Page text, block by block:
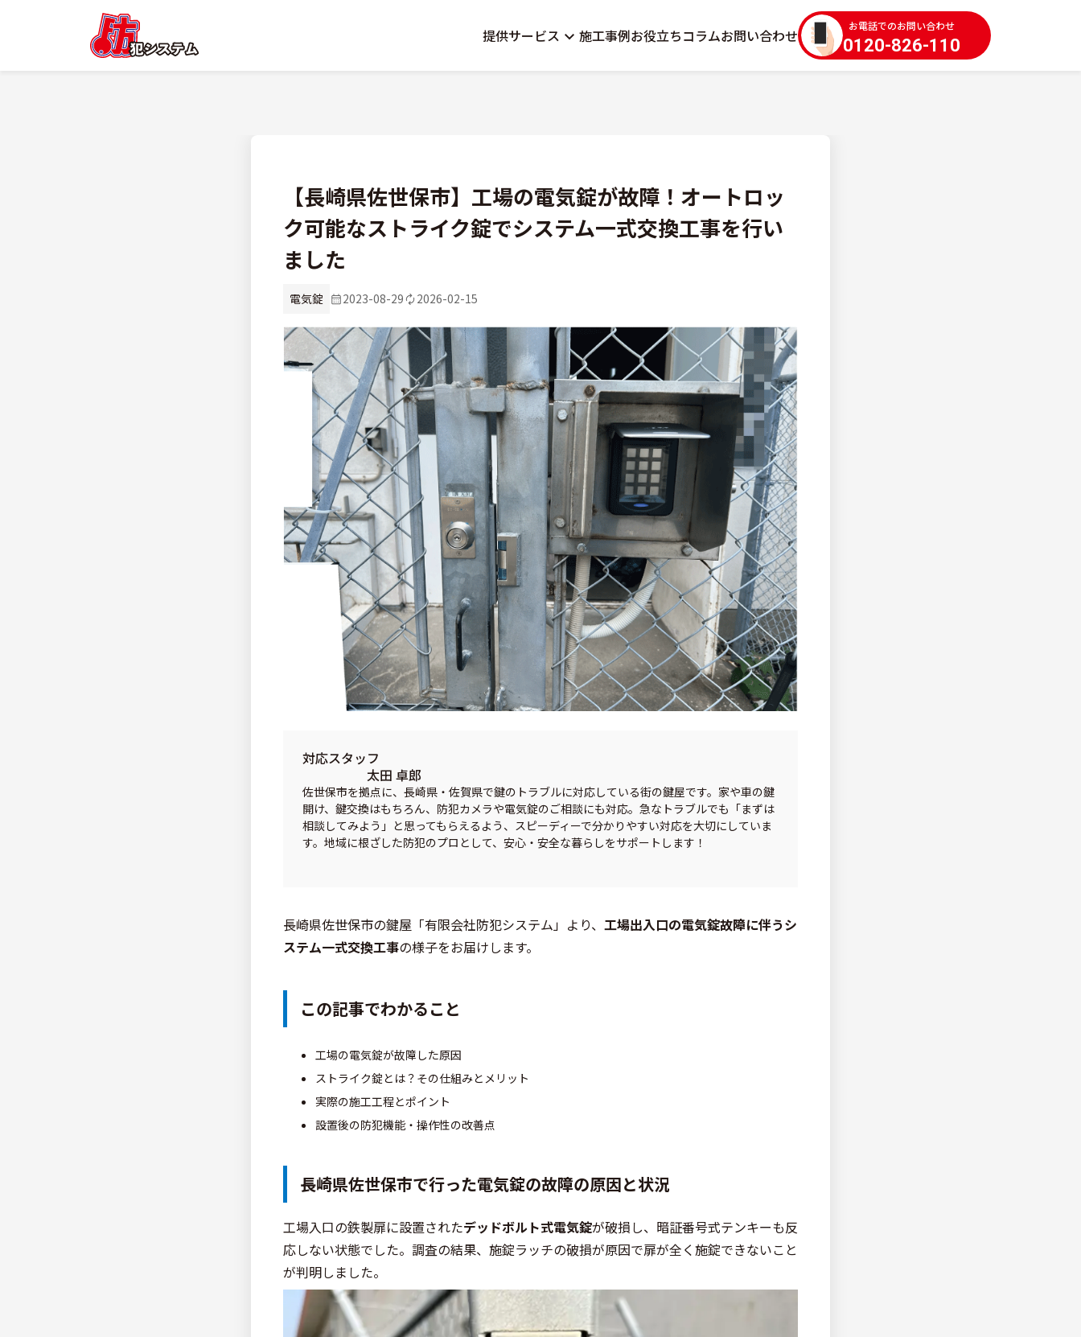
提供サービス 施工事例お役立ちコラムお問い合わせ お電話でのお問い合わせ
0120-826-110
【長崎県佐世保市】工場の電気錠が故障！オートロッ
ク可能なストライク錠でシステム一式交換工事を行い
ました
電気錠 2023-08-29 2026-02-15
対応スタッフ
太田 卓郎
佐世保市を拠点に、長崎県・佐賀県で鍵のトラブルに対応している街の鍵屋です。家や車の鍵
開け、鍵交換はもちろん、防犯カメラや電気錠のご相談にも対応。急なトラブルでも「まずは
相談してみよう」と思ってもらえるよう、スピーディーで分かりやすい対応を大切にしていま
す。地域に根ざした防犯のプロとして、安心・安全な暮らしをサポートします！
長崎県佐世保市の鍵屋「有限会社防犯システム」より、 工場出入口の電気錠故障に伴うシ
ステム一式交換工事の様子をお届けします。
この記事でわかること
工場の電気錠が故障した原因
ストライク錠とは？その仕組みとメリット
実際の施工工程とポイント
設置後の防犯機能・操作性の改善点
長崎県佐世保市で行った電気錠の故障の原因と状況
工場入口の鉄製扉に設置されたデッドボルト式電気錠が破損し、暗証番号式テンキーも反
応しない状態でした。調査の結果、施錠ラッチの破損が原因で扉が全く施錠できないこと
が判明しました。